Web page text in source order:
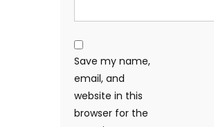
Save my name,
email, and
website in this
browser for the